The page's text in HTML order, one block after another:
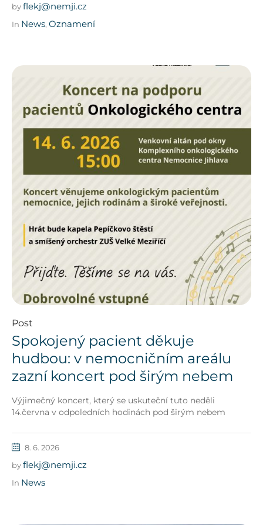
byflekj@nemji.cz
In News, Oznamení
Post
Spokojený pacient děkuje
hudbou: v nemocničním areálu
zazní koncert pod širým nebem
Výjimečný koncert, který se uskuteční tuto neděli
14.června v odpoledních hodinách pod širým nebem
8. 6. 2026
byflekj@nemji.cz
In News